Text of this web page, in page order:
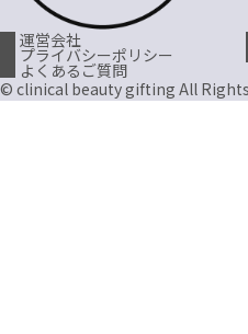
運営会社
プライバシーポリシー
よくあるご質問
© clinical beauty gifting All